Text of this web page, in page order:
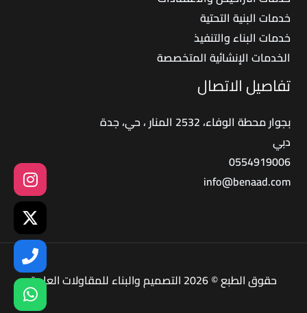
خدمات البنية التحتية
خدمات البناء والتنفيذ
الخدمات الإنشائية المتخصصة
تفاصيل الاتصال
بجوار محطة الوفاء، 2532 المنار ، حي، جدة
دبي
0554919006
info@benaad.com
حقوق الطبع © 2026 التصميم والبناء للمقاولات العامة